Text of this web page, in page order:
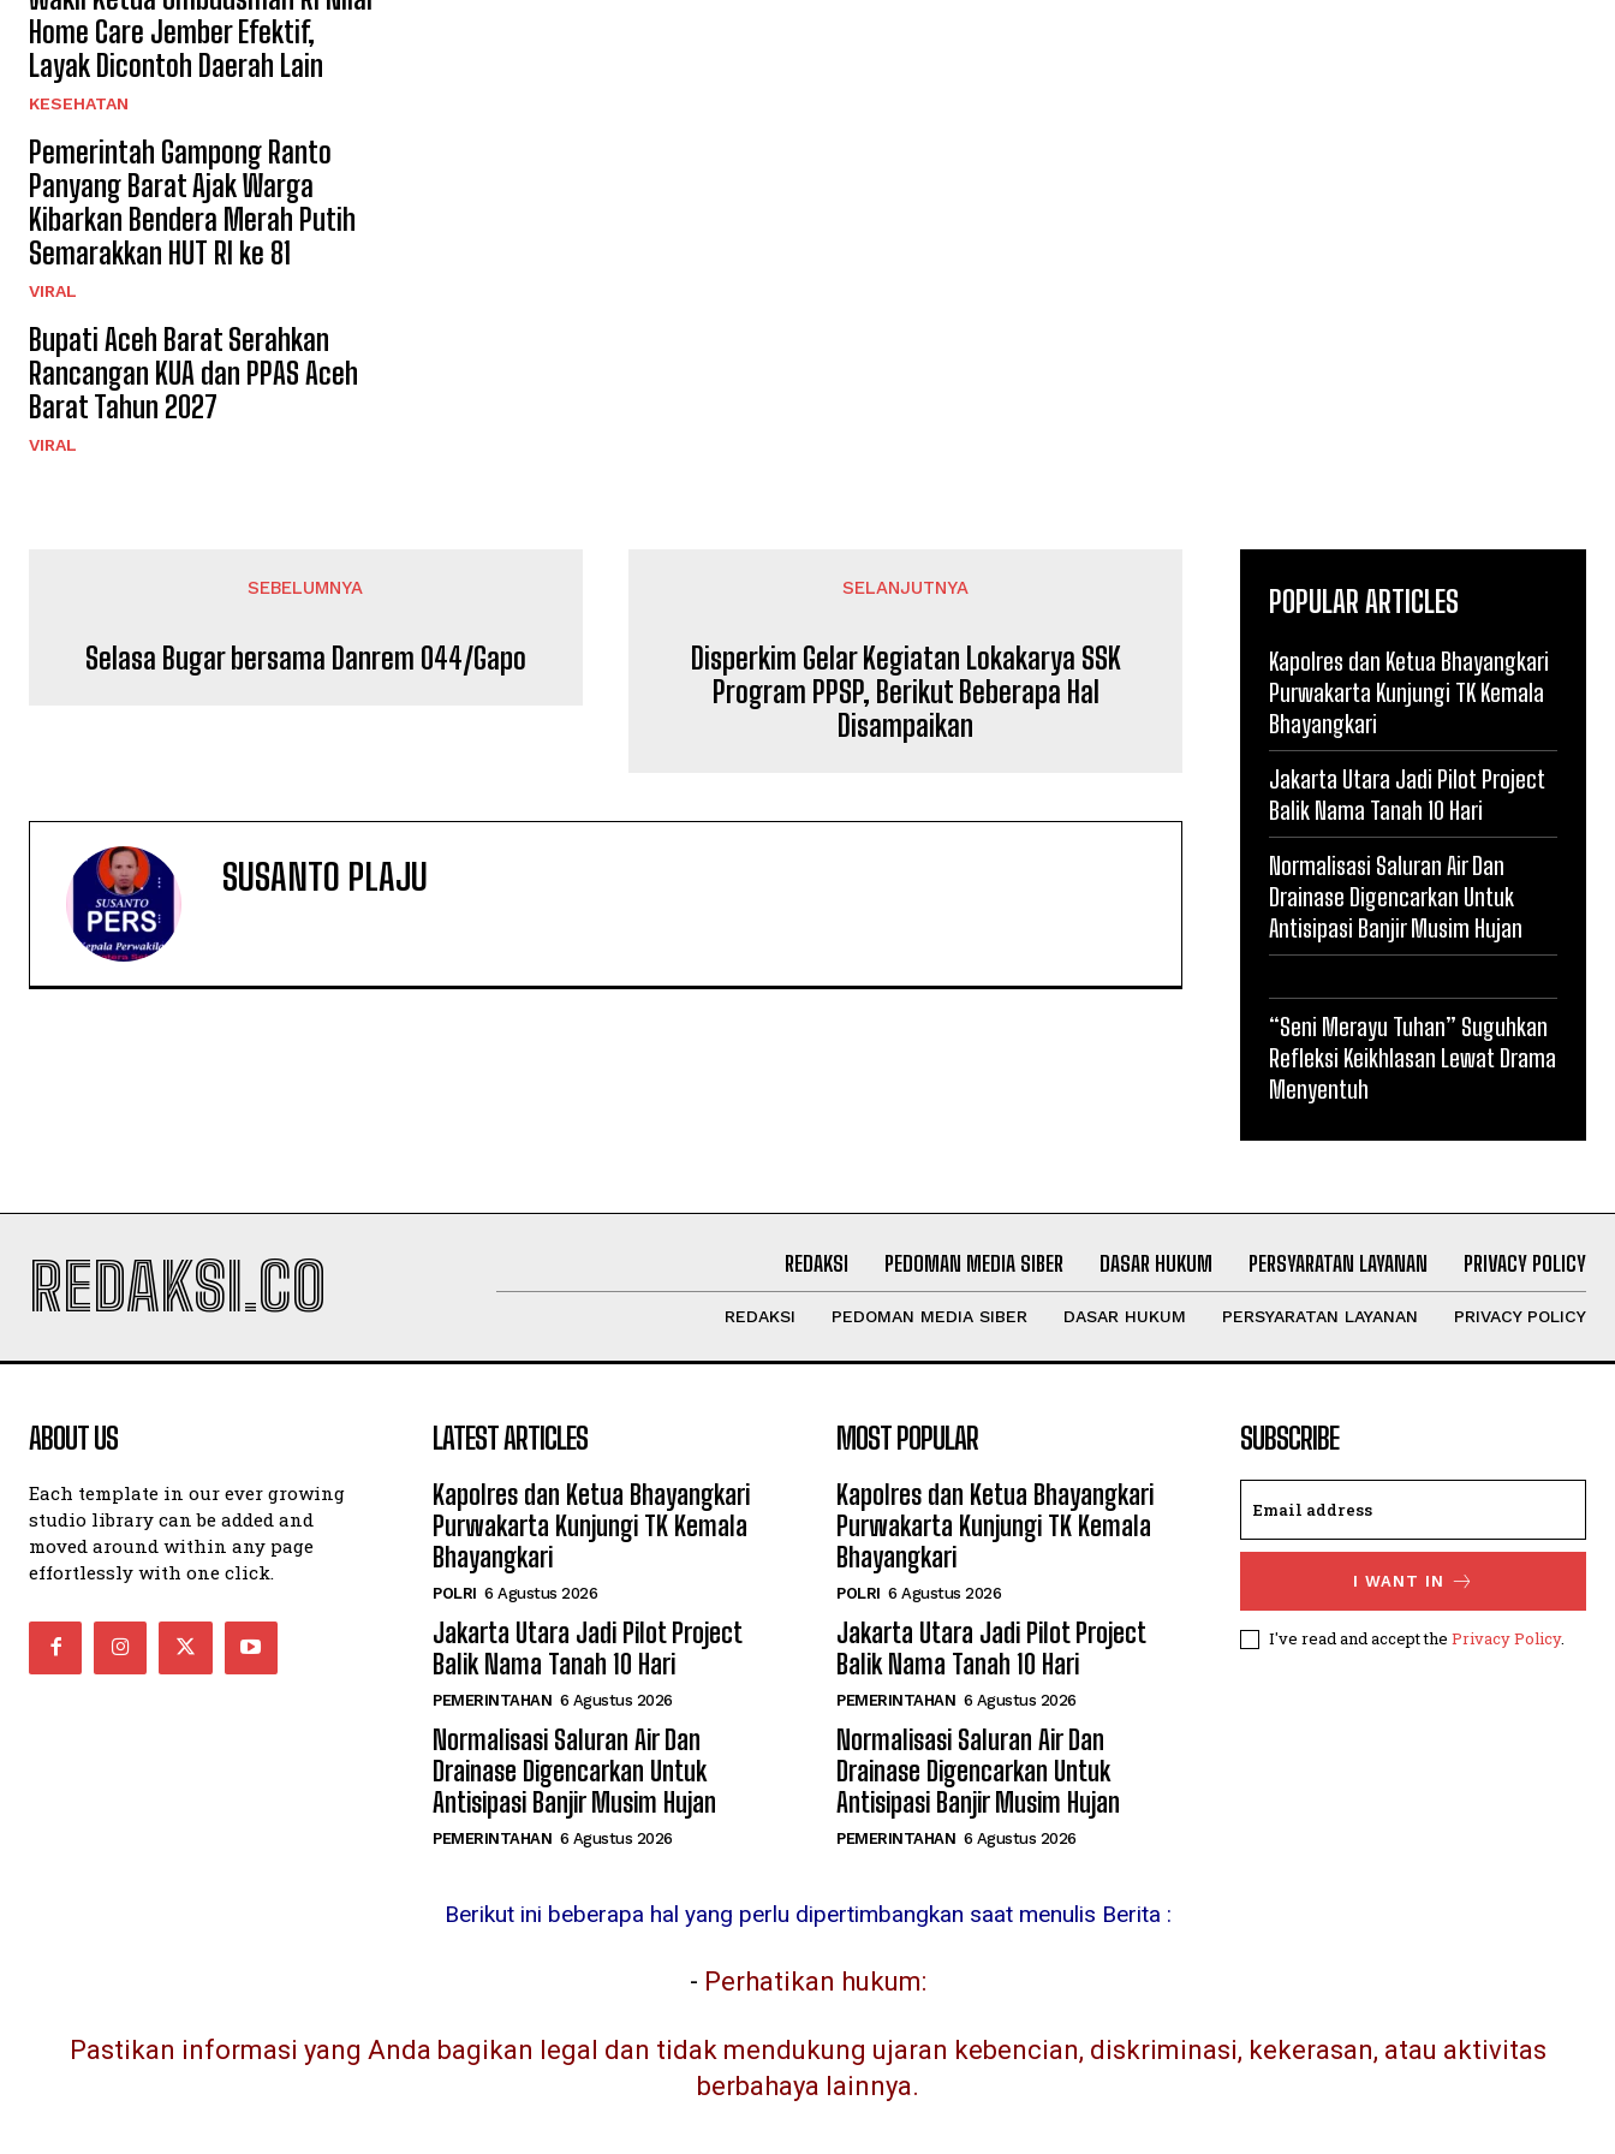
Home Care Jember Efektif,
Layak Dicontoh Daerah Lain
KESEHATAN
Pemerintah Gampong Ranto
Panyang Barat Ajak Warga
Kibarkan Bendera Merah Putih
Semarakkan HUT RI ke 81
VIRAL
Bupati Aceh Barat Serahkan
Rancangan KUA dan PPAS Aceh
Barat Tahun 2027
VIRAL
SEBELUMNYA
Selasa Bugar bersama Danrem 044/Gapo
SELANJUTNYA
Disperkim Gelar Kegiatan Lokakarya SSK
Program PPSP, Berikut Beberapa Hal
Disampaikan
SUSANTO PLAJU
POPULAR ARTICLES
Kapolres dan Ketua Bhayangkari
Purwakarta Kunjungi TK Kemala
Bhayangkari
Jakarta Utara Jadi Pilot Project
Balik Nama Tanah 10 Hari
Normalisasi Saluran Air Dan
Drainase Digencarkan Untuk
Antisipasi Banjir Musim Hujan
“Seni Merayu Tuhan” Suguhkan
Refleksi Keikhlasan Lewat Drama
Menyentuh
REDAKSI.CO REDAKSI PEDOMAN MEDIA SIBER DASAR HUKUM PERSYARATAN LAYANAN PRIVACY POLICY
REDAKSI PEDOMAN MEDIA SIBER DASAR HUKUM PERSYARATAN LAYANAN PRIVACY POLICY
ABOUT US
Each template in our ever growing
studio library can be added and
moved around within any page
effortlessly with one click.
LATEST ARTICLES
Kapolres dan Ketua Bhayangkari
Purwakarta Kunjungi TK Kemala
Bhayangkari
POLRI 6 Agustus 2026
Jakarta Utara Jadi Pilot Project
Balik Nama Tanah 10 Hari
PEMERINTAHAN 6 Agustus 2026
Normalisasi Saluran Air Dan
Drainase Digencarkan Untuk
Antisipasi Banjir Musim Hujan
PEMERINTAHAN 6 Agustus 2026
MOST POPULAR
Kapolres dan Ketua Bhayangkari
Purwakarta Kunjungi TK Kemala
Bhayangkari
POLRI 6 Agustus 2026
Jakarta Utara Jadi Pilot Project
Balik Nama Tanah 10 Hari
PEMERINTAHAN 6 Agustus 2026
Normalisasi Saluran Air Dan
Drainase Digencarkan Untuk
Antisipasi Banjir Musim Hujan
PEMERINTAHAN 6 Agustus 2026
SUBSCRIBE
I WANT IN
I've read and accept the Privacy Policy.
Berikut ini beberapa hal yang perlu dipertimbangkan saat menulis Berita :
- Perhatikan hukum:
Pastikan informasi yang Anda bagikan legal dan tidak mendukung ujaran kebencian, diskriminasi, kekerasan, atau aktivitas
berbahaya lainnya.